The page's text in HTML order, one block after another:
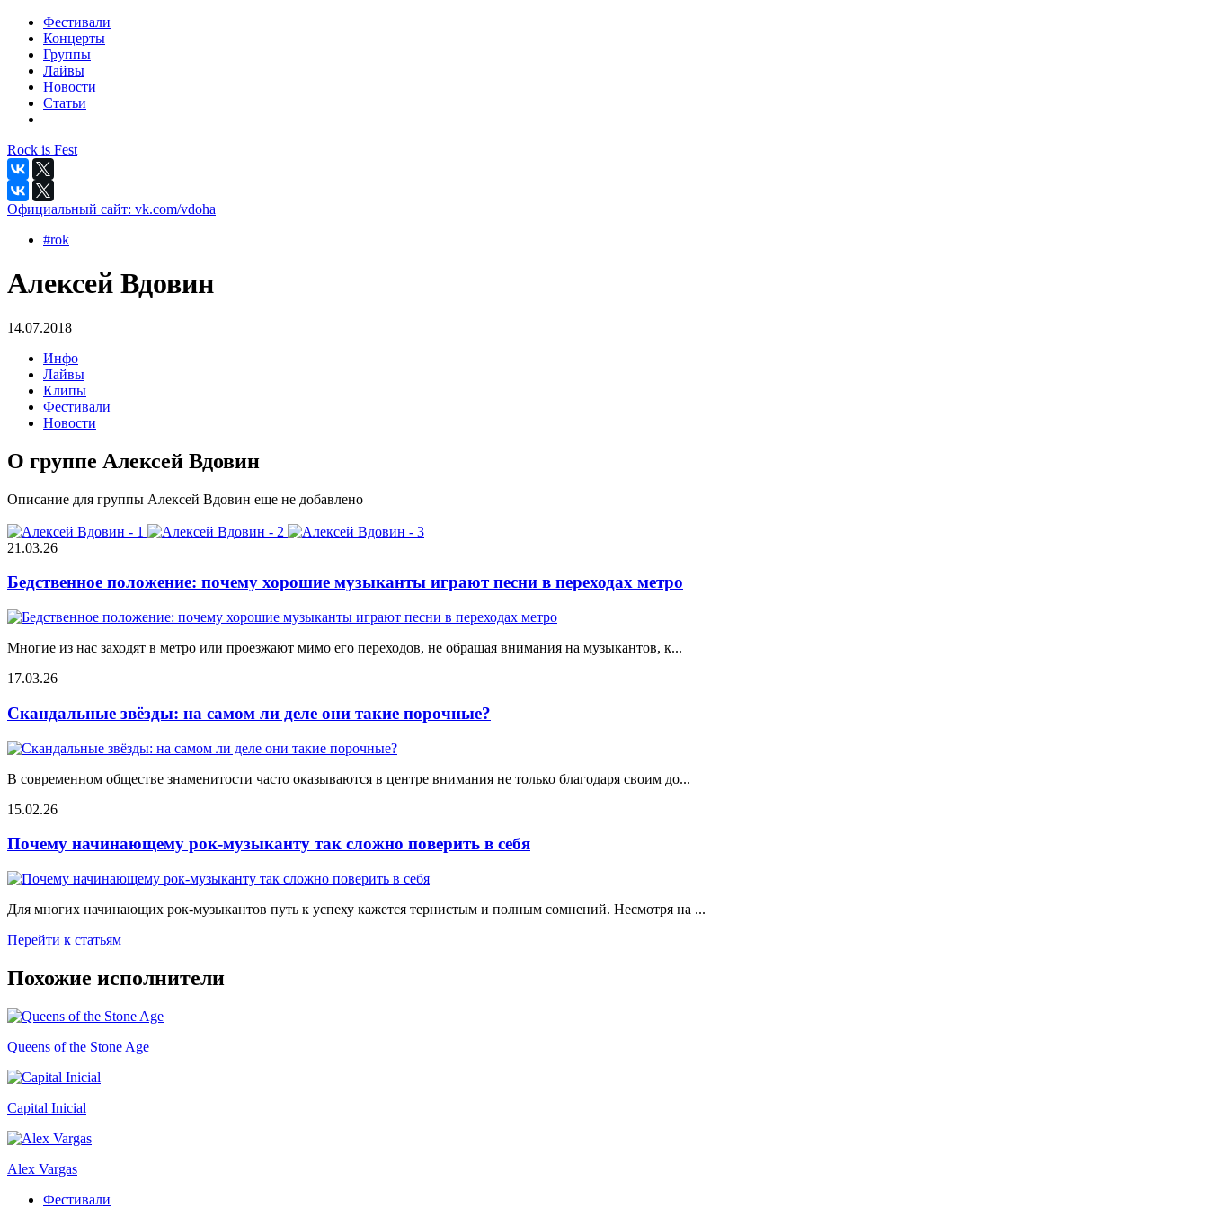
Фестивали
Концерты
Группы
Лайвы
Новости
Статьи
Rock is Fest
Официальный сайт: vk.com/vdoha
#rok
Алексей Вдовин
14.07.2018
Инфо
Лайвы
Клипы
Фестивали
Новости
О группе Алексей Вдовин
Описание для группы Алексей Вдовин еще не добавлено
21.03.26
Бедственное положение: почему хорошие музыканты играют песни в переходах метро
Многие из нас заходят в метро или проезжают мимо его переходов, не обращая внимания на музыкантов, к...
17.03.26
Скандальные звёзды: на самом ли деле они такие порочные?
В современном обществе знаменитости часто оказываются в центре внимания не только благодаря своим до...
15.02.26
Почему начинающему рок-музыканту так сложно поверить в себя
Для многих начинающих рок-музыкантов путь к успеху кажется тернистым и полным сомнений. Несмотря на ...
Перейти к статьям
Похожие исполнители
Queens of the Stone Age
Capital Inicial
Alex Vargas
Фестивали